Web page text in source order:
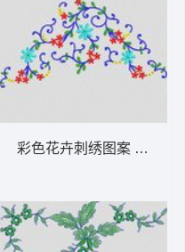
彩色花卉刺绣图案 植物花